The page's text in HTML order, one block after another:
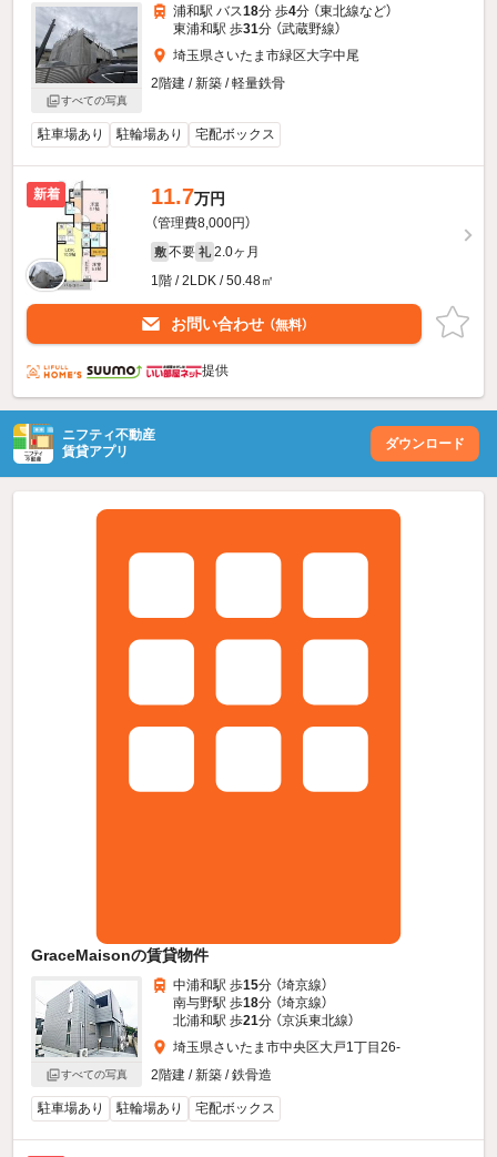
すべての写真
浦和駅 バス18分 歩4分 （東北線など）
東浦和駅 歩31分 （武蔵野線）
埼玉県さいたま市緑区大字中尾
2階建 / 新築 / 軽量鉄骨
駐車場あり 駐輪場あり 宅配ボックス
新着 11.7万円
（管理費8,000円）
敷 不要 礼 2.0ヶ月
1階 / 2LDK / 50.48㎡
お問い合わせ （無料）
提供
ニフティ不動産
賃貸アプリ
ダウンロード
GraceMaisonの賃貸物件
すべての写真
中浦和駅 歩15分 （埼京線）
南与野駅 歩18分 （埼京線）
北浦和駅 歩21分 （京浜東北線）
埼玉県さいたま市中央区大戸1丁目26-
2階建 / 新築 / 鉄骨造
駐車場あり 駐輪場あり 宅配ボックス